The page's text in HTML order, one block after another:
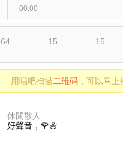
00:00
64 15 15
用唱吧扫描二维码 ，可以马
休閒散人
好聲音，🌹🌼